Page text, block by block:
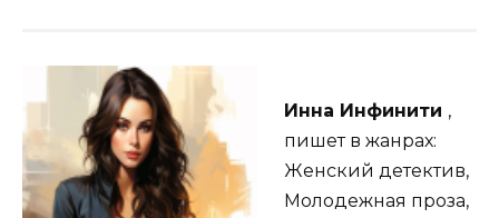
Инна Инфинити ,
пишет в жанрах:
Женский детектив,
Молодежная проза,